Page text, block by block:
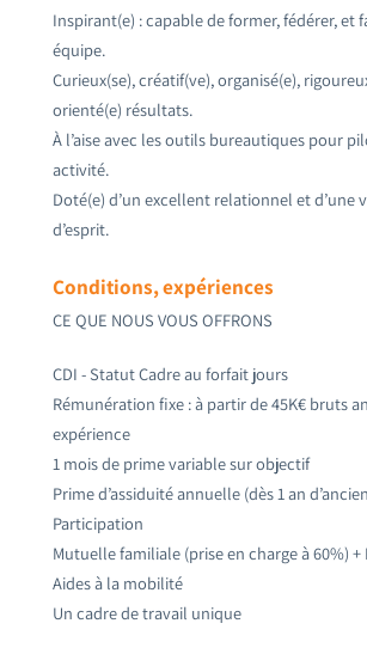
Inspirant(e) : capable de former, fédérer, et
équipe.
Curieux(se), créatif(ve), organisé(e),
orienté(e) résultats.
À l’aise avec les outils bureautiques pour
activité.
Doté(e) d’un excellent relationnel et d’une
d’esprit.
Conditions, expériences
CE QUE NOUS VOUS OFFRONS
CDI - Statut Cadre au forfait jours
Rémunération fixe : à partir de 45K€ bruts
expérience
1 mois de prime variable sur objectif
Prime d’assiduité annuelle (dès 1 an
Participation
Mutuelle familiale (prise en charge à 60%)
Aides à la mobilité
Un cadre de travail unique